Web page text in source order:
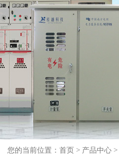
您的当前位置： 首页 > 产品中心 >